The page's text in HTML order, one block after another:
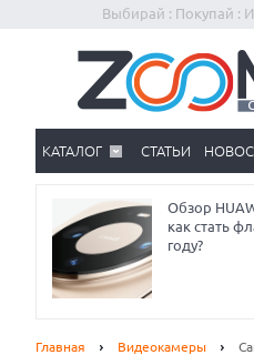
Выбирай : Покупай :
КАТАЛОГ СТАТЬИ
Обзор
как стать
году?
Главная Видеокамеры